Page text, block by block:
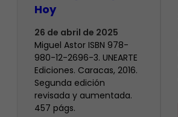
Hoy
26 de abril de 2025
Miguel Astor ISBN 978-
980-12-2696-3. UNEARTE
Ediciones. Caracas, 2016.
Segunda edición
revisada y aumentada.
457 págs.